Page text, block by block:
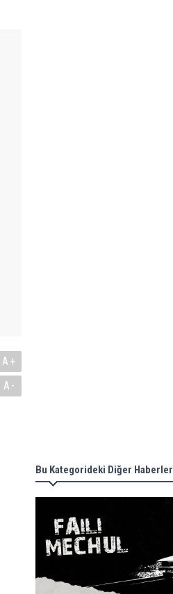
A+
A-
Bu Kategorideki Diğer Haberler